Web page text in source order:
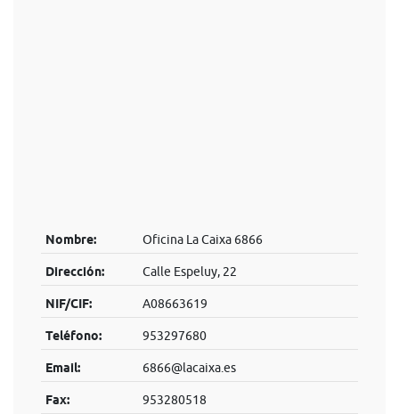
Nombre: Oficina La Caixa 6866
Dirección: Calle Espeluy, 22
NIF/CIF: A08663619
Teléfono: 953297680
Email: 6866@lacaixa.es
Fax: 953280518